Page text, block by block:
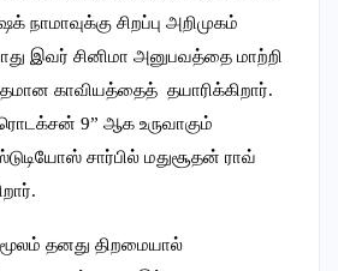
நாமாவுக்கு சிறப்பு அறிமுகம்
இவர் சினிமா அனுபவத்தை மாற்றி
காவியத்தைத் தயாரிக்கிறார்.
9” ஆக உருவாகும்
சார்பில் மதுசூதன் ராவ்
தனது திறமையால்